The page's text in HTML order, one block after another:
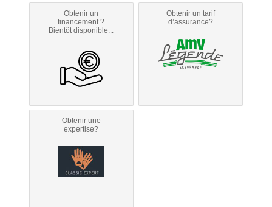
Obtenir un
financement ?
Bientôt disponible...
Obtenir un tarif
d’assurance?
Obtenir une
expertise?